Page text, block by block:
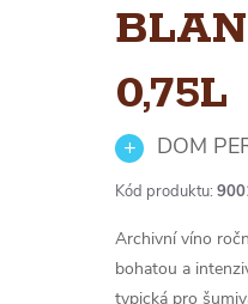
0,75L
DOM
Kód produktu:
Archivní víno
bohatou a
typická pro